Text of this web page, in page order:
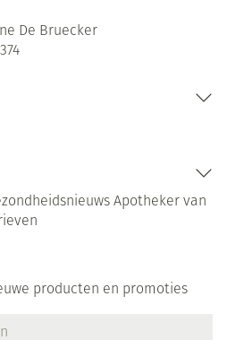
De Bruecker
Apotheker van
producten en promoties